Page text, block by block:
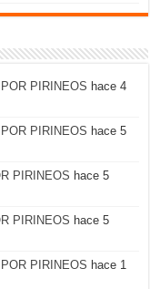
PIRINEOS hace 4
PIRINEOS hace 5
PIRINEOS hace 5
PIRINEOS hace 5
PIRINEOS hace 1